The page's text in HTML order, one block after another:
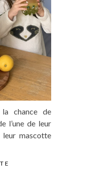
chance de
l’une de leur
leur mascotte